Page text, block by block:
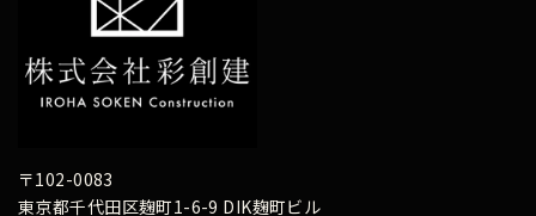
〒102-0083
東京都千代田区麹町1-6-9 DIK麹町ビル